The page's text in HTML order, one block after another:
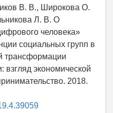
В. В., Широкова О.
Л. В. О
человека»
социальных групп в
трансформации
взгляд экономической
2018.